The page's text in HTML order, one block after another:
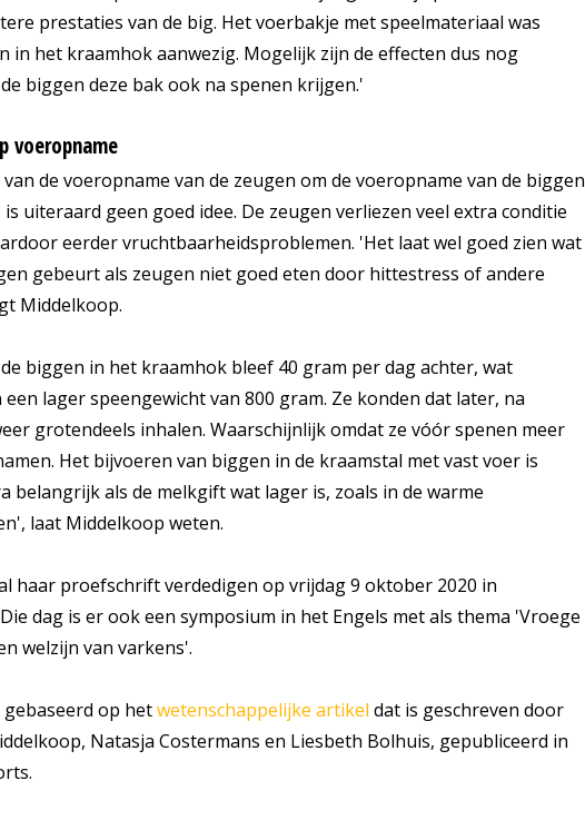
prestaties van de big. Het voerbakje met speelmateriaal was
in het kraamhok aanwezig. Mogelijk zijn de effecten dus nog
biggen deze bak ook na spenen krijgen.'
voeropname
de voeropname van de zeugen om de voeropname van de biggen
uiteraard geen goed idee. De zeugen verliezen veel extra conditie
eerder vruchtbaarheidsproblemen. 'Het laat wel goed zien wat
gebeurt als zeugen niet goed eten door hittestress of andere
Middelkoop.
biggen in het kraamhok bleef 40 gram per dag achter, wat
lager speengewicht van 800 gram. Ze konden dat later, na
grotendeels inhalen. Waarschijnlijk omdat ze vóór spenen meer
Het bijvoeren van biggen in de kraamstal met vast voer is
belangrijk als de melkgift wat lager is, zoals in de warme
laat Middelkoop weten.
haar proefschrift verdedigen op vrijdag 9 oktober 2020 in
dag is er ook een symposium in het Engels met als thema 'Vroege
welzijn van varkens'.
op hetwetenschappelijke artikel dat is geschreven door
Natasja Costermans en Liesbeth Bolhuis, gepubliceerd in